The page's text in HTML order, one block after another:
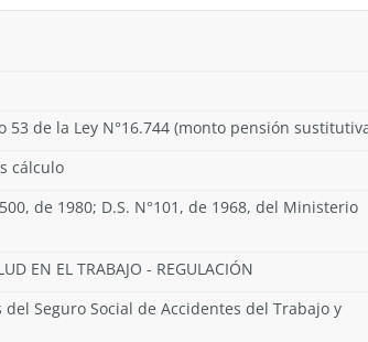
de la Ley N°16.744 (monto pensión
cálculo
de 1980; D.S. N°101, de 1968, del Ministerio
EN EL TRABAJO - REGULACIÓN
Seguro Social de Accidentes del Trabajo y